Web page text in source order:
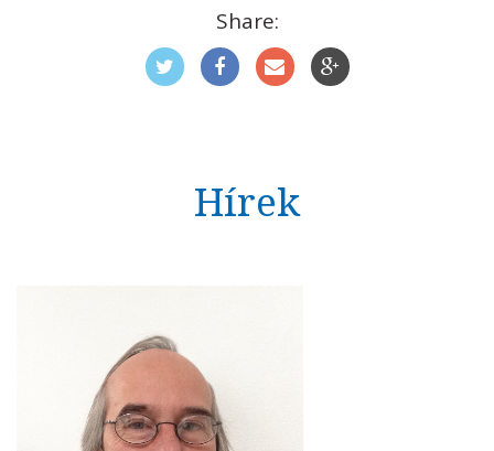
Share:
Hírek